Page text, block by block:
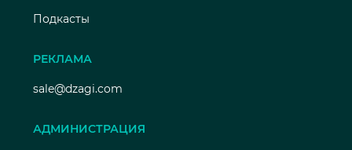
Подкасты
РЕКЛАМА
sale@dzagi.com
АДМИНИСТРАЦИЯ